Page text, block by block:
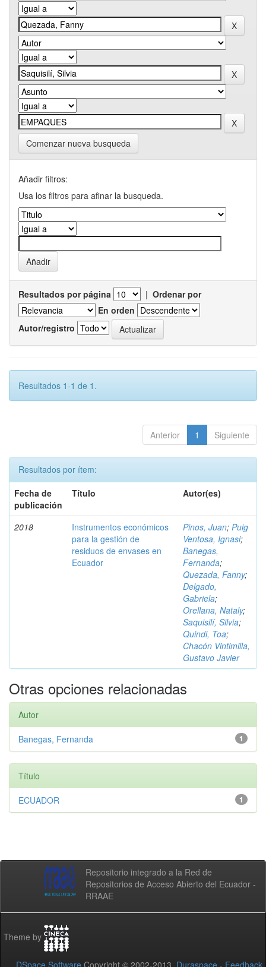
Comenzar nueva busqueda
Añadir filtros:
Usa los filtros para afinar la busqueda.
Resultados por página | Ordenar por
En orden
Autor/registro
Resultados 1-1 de 1.
Anterior 1 Siguiente
Resultados por ítem:
Fecha de
publicación
Título Autor(es)
2018
Instrumentos económicos
para la gestión de
residuos de envases en
Ecuador
Pinos, Juan; Puig
Ventosa, Ignasi;
Banegas,
Fernanda;
Quezada, Fanny;
Delgado,
Gabriela;
Orellana, Nataly;
Saquisilí, Silvia;
Quindi, Toa;
Chacón Vintimilla,
Gustavo Javier
Otras opciones relacionadas
Autor
1
Banegas, Fernanda
Título
1
ECUADOR
Repositorio integrado a la Red de
Repositorios de Acceso Abierto del Ecuador -
RRAAE
Theme by
DSpace Software Copyright © 2002-2013 Duraspace - Feedback